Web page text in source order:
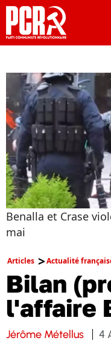
Benalla et Crase
mai
Articles Actualité
Bilan
l'affaire
Jérôme Métellus 4